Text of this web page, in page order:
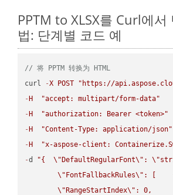
PPTM to XLSX를 Curl에
법: 단계별 코드 예
// 将 PPTM 转换为 HTML
curl
-X POST
"https://
- H
"accept: multipart/form-data"
- H
"authorization: Bearer <token>"
- H
"Content-Type: application/json"
- H
"x-aspose-client:
-d "{ \" DefaultRegularFont\" : \"
\" FontFallbackRules\" : [
\" RangeStartIndex\" : 0,